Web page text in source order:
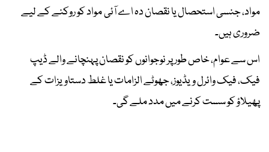
مواد، جنسی استحصال یا نقصان دہ اے آئی مواد کو روکنے کے لیے
ضروری ہیں۔
اس سے عوام، خاص طور پر نوجوانوں کو نقصان پہنچانے والے ڈیپ
فیک، فیک وائرل ویڈیوز، جھوٹے الزامات یا غلط دستاویزات کے
پھیلاؤ کو سست کرنے میں مدد ملے گی۔